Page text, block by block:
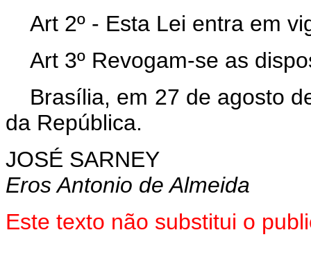
Art 2º - Esta Lei entra em
Art 3º Revogam-se as
Brasília, em 27 de agosto
da República.
JOSÉ SARNEY
Eros Antonio de Almeida
Este texto não substitui o